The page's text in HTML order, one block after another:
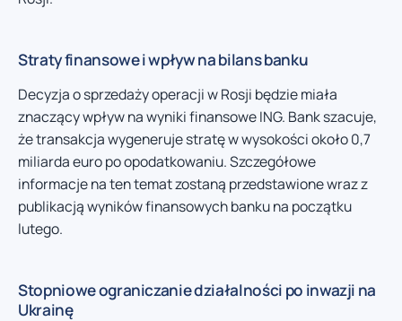
Straty finansowe i wpływ na bilans banku
Decyzja o sprzedaży operacji w Rosji będzie miała
znaczący wpływ na wyniki finansowe ING. Bank szacuje,
że transakcja wygeneruje stratę w wysokości około 0,7
miliarda euro po opodatkowaniu. Szczegółowe
informacje na ten temat zostaną przedstawione wraz z
publikacją wyników finansowych banku na początku
lutego.
Stopniowe ograniczanie działalności po inwazji na
Ukrainę